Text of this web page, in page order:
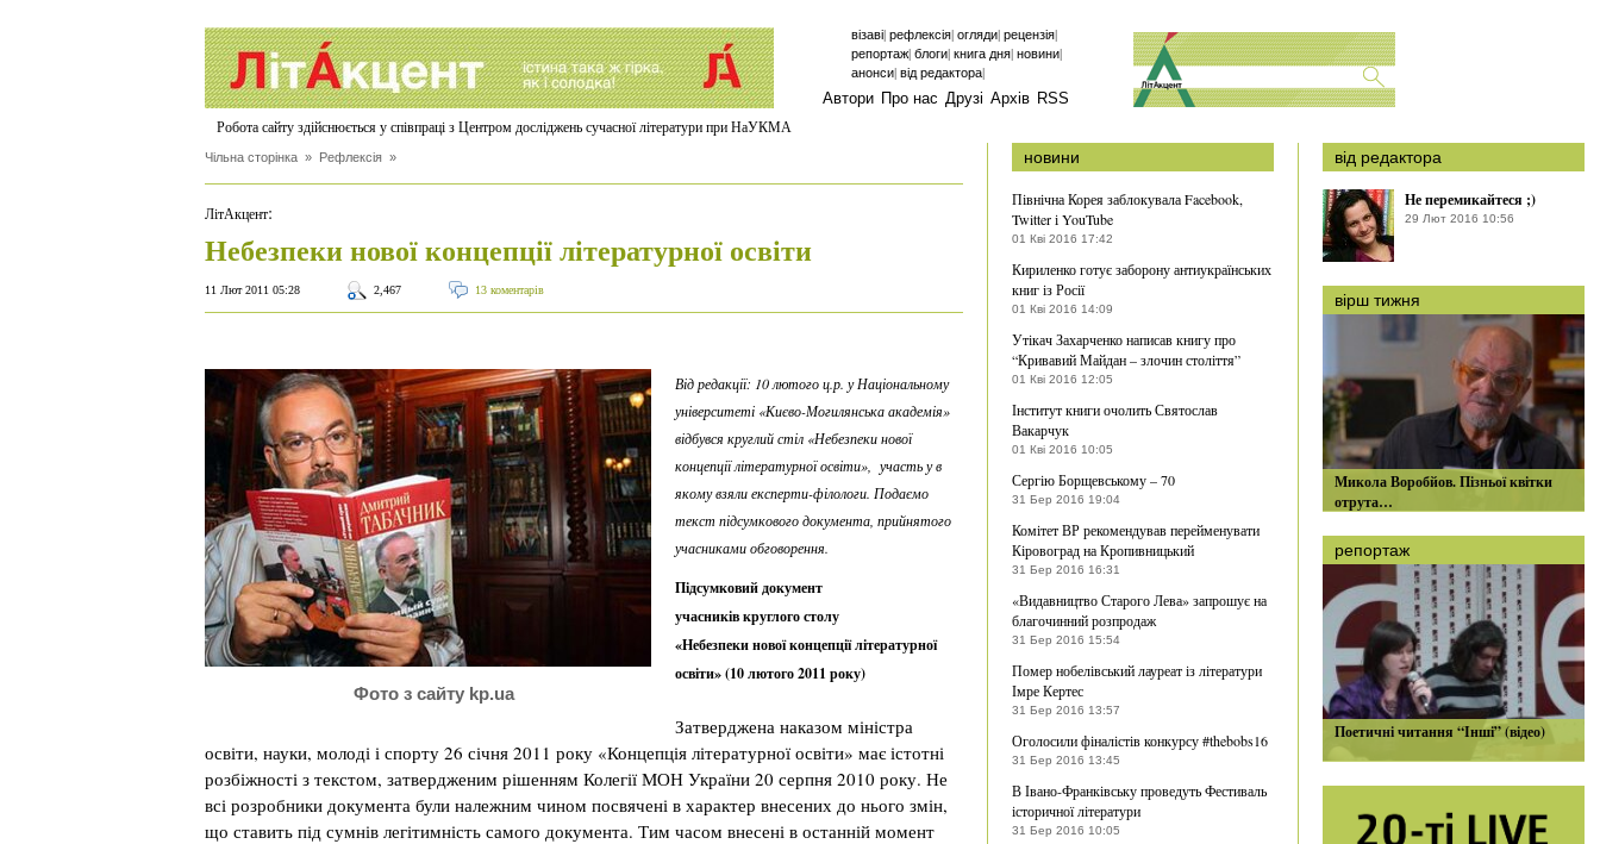
візаві| рефлексія| огляди| рецензія|
репортаж| блоги| книга дня| новини|
анонси| від редактора|
Автори Про нас Друзі Архів RSS
Робота сайту здійснюється у співпраці з Центром досліджень сучасної літератури при НаУКМА
Чільна сторінка » Рефлексія »
ЛітАкцент:
Небезпеки нової концепції літературної освіти
11 Лют 2011 05:28 2,467 13 коментарів
Фото з сайту kp.ua
Від редакції: 10 лютого ц.р. у Національному
університеті «Києво-Могилянська академія»
відбувся круглий стіл «Небезпеки нової
концепції літературної освіти», участь у в
якому взяли експерти-філологи. Подаємо
текст підсумкового документа, прийнятого
учасниками обговорення.
Підсумковий документ
учасників круглого столу
«Небезпеки нової концепції літературної
освіти» (10 лютого 2011 року)
Затверджена наказом міністра
освіти, науки, молоді і спорту 26 січня 2011 року «Концепція літературної освіти» має істотні
розбіжності з текстом, затвердженим рішенням Колегії МОН України 20 серпня 2010 року. Не
всі розробники документа були належним чином посвячені в характер внесених до нього змін,
що ставить під сумнів легітимність самого документа. Тим часом внесені в останній момент
новини
Північна Корея заблокувала Facebook,
Twitter і YouTube
01 Кві 2016 17:42
Кириленко готує заборону антиукраїнських
книг із Росії
01 Кві 2016 14:09
Утікач Захарченко написав книгу про
“Кривавий Майдан – злочин століття”
01 Кві 2016 12:05
Інститут книги очолить Святослав
Вакарчук
01 Кві 2016 10:05
Сергію Борщевському – 70
31 Бер 2016 19:04
Комітет ВР рекомендував перейменувати
Кіровоград на Кропивницький
31 Бер 2016 16:31
«Видавництво Старого Лева» запрошує на
благочинний розпродаж
31 Бер 2016 15:54
Помер нобелівський лауреат із літератури
Імре Кертес
31 Бер 2016 13:57
Оголосили фіналістів конкурсу #thebobs16
31 Бер 2016 13:45
В Івано-Франківську проведуть Фестиваль
історичної літератури
31 Бер 2016 10:05
від редактора
Не перемикайтеся ;)
29 Лют 2016 10:56
вірш тижня
Микола Воробйов. Пізньої квітки
отрута…
репортаж
Поетичні читання “Інші” (відео)